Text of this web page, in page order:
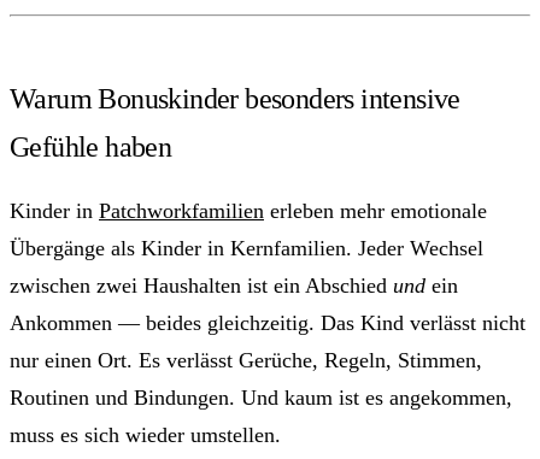
Warum Bonuskinder besonders intensive
Gefühle haben
Kinder in Patchworkfamilien erleben mehr emotionale
Übergänge als Kinder in Kernfamilien. Jeder Wechsel
zwischen zwei Haushalten ist ein Abschied und ein
Ankommen — beides gleichzeitig. Das Kind verlässt nicht
nur einen Ort. Es verlässt Gerüche, Regeln, Stimmen,
Routinen und Bindungen. Und kaum ist es angekommen,
muss es sich wieder umstellen.